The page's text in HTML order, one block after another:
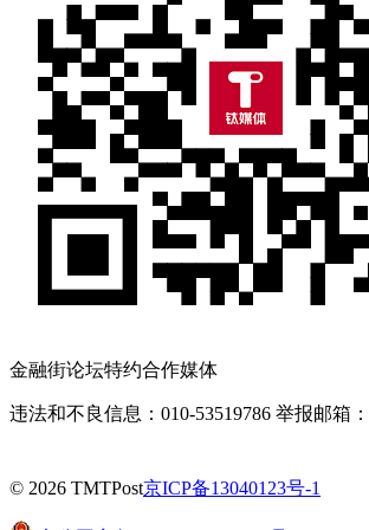
金融街论坛特约合作媒体
违法和不良信息：010-53519786 举报邮箱：
© 2026 TMTPost京ICP备13040123号-1